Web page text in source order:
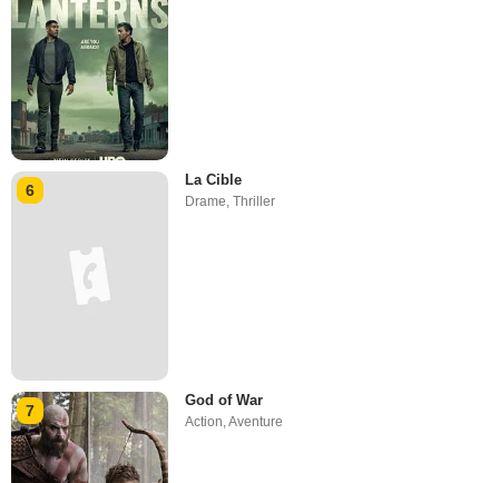
6
La Cible
Drame ,Thriller
7
God of War
Action,Aventure